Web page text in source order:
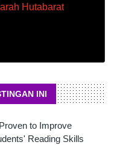
Hutabarat
INI
to Improve
Reading Skills